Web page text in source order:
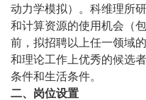
动力学模拟）。科维理所
和计算资源的使用机会（
前，拟招聘以上任一领域
和理论工作上优秀的候选
条件和生活条件。
二、岗位设置